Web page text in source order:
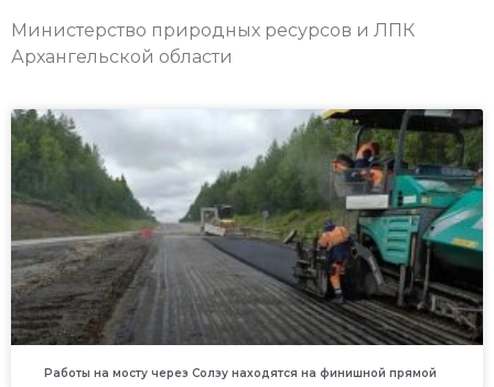
Министерство природных ресурсов и ЛПК
Архангельской области
Работы на мосту через Солзу находятся на финишной прямой